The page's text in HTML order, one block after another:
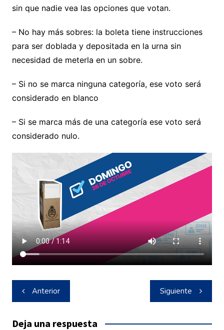
sin que nadie vea las opciones que votan.
– No hay más sobres: la boleta tiene instrucciones
para ser doblada y depositada en la urna sin
necesidad de meterla en un sobre.
– Si no se marca ninguna categoría, ese voto será
considerado en blanco
– Si se marca más de una categoría ese voto será
considerado nulo.
Navegación
de
entradas
Anterior Siguiente
Deja una respuesta